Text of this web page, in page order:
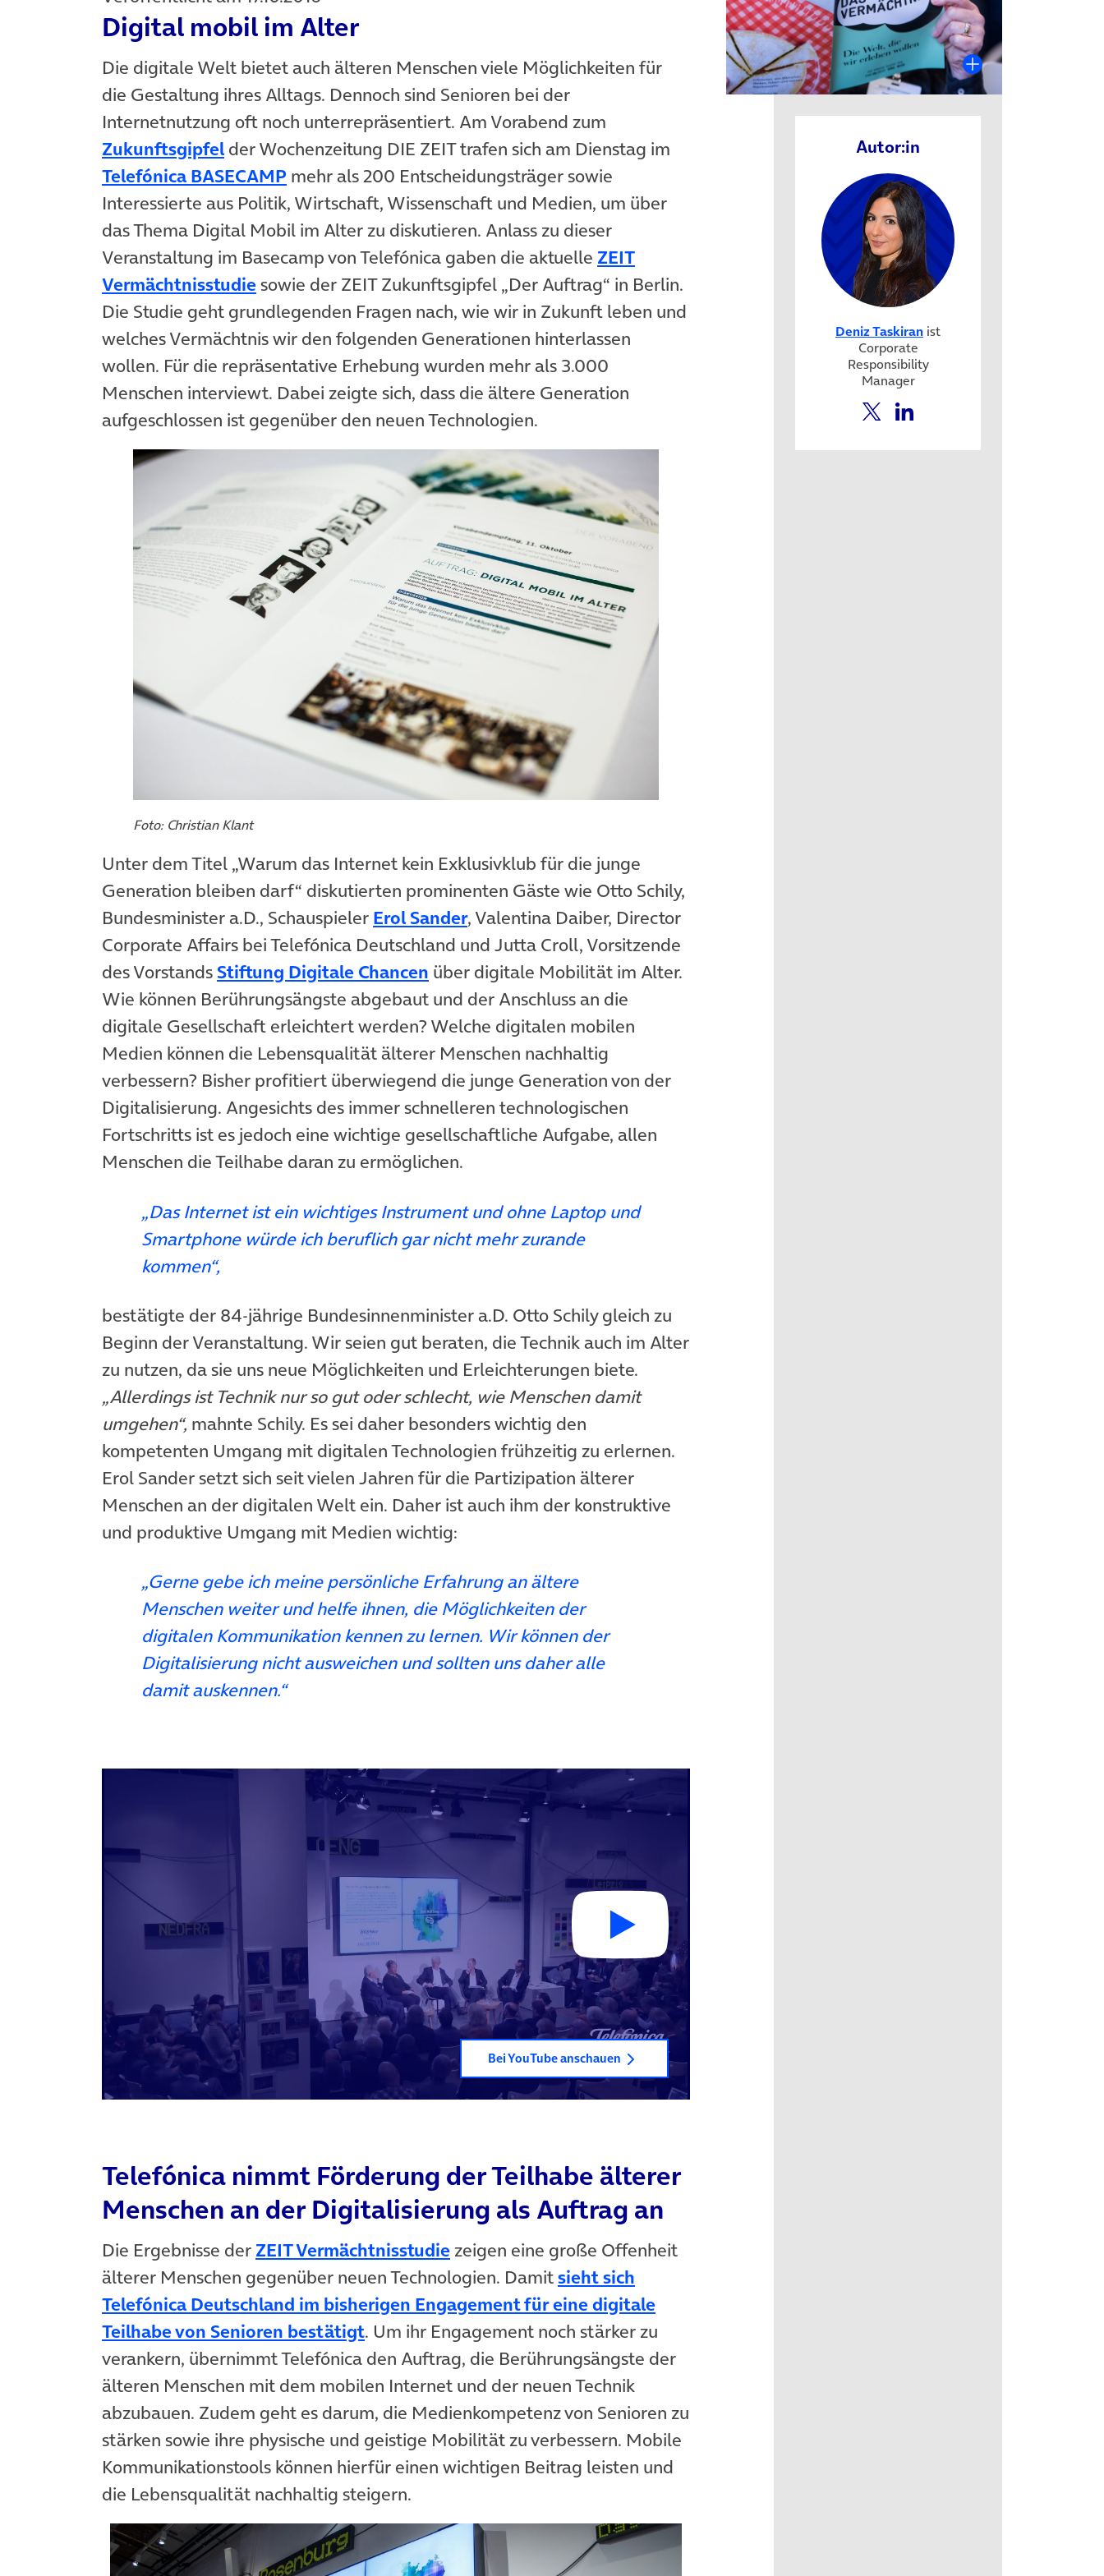
Digital mobil im Alter
Die digitale Welt bietet auch älteren Menschen viele Möglichkeiten für
die Gestaltung ihres Alltags. Dennoch sind Senioren bei der
Internetnutzung oft noch unterrepräsentiert. Am Vorabend zum
Zukunftsgipfel(öffnet in neuem Tab)
der Wochenzeitung DIE ZEIT trafen sich am Dienstag im
Telefónica BASECAMP (öffnet in neuem Tab)
mehr als 200 Entscheidungsträger sowie
Interessierte aus Politik, Wirtschaft, Wissenschaft und Medien, um über
das Thema Digital Mobil im Alter zu diskutieren. Anlass zu dieser
Veranstaltung im Basecamp von Telefónica gaben die aktuelle ZEIT
Vermächtnisstudie(öffnet in neuem Tab)
sowie der ZEIT Zukunftsgipfel „Der Auftrag“ in Berlin.
Die Studie geht grundlegenden Fragen nach, wie wir in Zukunft leben und
welches Vermächtnis wir den folgenden Generationen hinterlassen
wollen. Für die repräsentative Erhebung wurden mehr als 3.000
Menschen interviewt. Dabei zeigte sich, dass die ältere Generation
aufgeschlossen ist gegenüber den neuen Technologien.
Foto: Christian Klant
Unter dem Titel „Warum das Internet kein Exklusivklub für die junge
Generation bleiben darf“ diskutierten prominenten Gäste wie Otto Schily,
Bundesminister a.D., Schauspieler Erol Sander(öffnet in neuem Tab)
, Valentina Daiber, Director
Corporate Affairs bei Telefónica Deutschland und Jutta Croll, Vorsitzende
des Vorstands Stiftung Digitale Chancen (öffnet in neuem Tab)
über digitale Mobilität im Alter.
Wie können Berührungsängste abgebaut und der Anschluss an die
digitale Gesellschaft erleichtert werden? Welche digitalen mobilen
Medien können die Lebensqualität älterer Menschen nachhaltig
verbessern? Bisher profitiert überwiegend die junge Generation von der
Digitalisierung. Angesichts des immer schnelleren technologischen
Fortschritts ist es jedoch eine wichtige gesellschaftliche Aufgabe, allen
Menschen die Teilhabe daran zu ermöglichen.
„Das Internet ist ein wichtiges Instrument und ohne Laptop und
Smartphone würde ich beruflich gar nicht mehr zurande
kommen“,
bestätigte der 84-jährige Bundesinnenminister a.D. Otto Schily gleich zu
Beginn der Veranstaltung. Wir seien gut beraten, die Technik auch im Alter
zu nutzen, da sie uns neue Möglichkeiten und Erleichterungen biete.
„Allerdings ist Technik nur so gut oder schlecht, wie Menschen damit
umgehen“, mahnte Schily. Es sei daher besonders wichtig den
kompetenten Umgang mit digitalen Technologien frühzeitig zu erlernen.
Erol Sander setzt sich seit vielen Jahren für die Partizipation älterer
Menschen an der digitalen Welt ein. Daher ist auch ihm der konstruktive
und produktive Umgang mit Medien wichtig:
„Gerne gebe ich meine persönliche Erfahrung an ältere
Menschen weiter und helfe ihnen, die Möglichkeiten der
digitalen Kommunikation kennen zu lernen. Wir können der
Digitalisierung nicht ausweichen und sollten uns daher alle
damit auskennen.“
Bei YouTube anschauen
Telefónica nimmt Förderung der Teilhabe älterer
Menschen an der Digitalisierung als Auftrag an
Die Ergebnisse der ZEIT Vermächtnisstudie(öffnet in neuem Tab)
zeigen eine große Offenheit
älterer Menschen gegenüber neuen Technologien. Damitsieht sich
Telefónica Deutschland im bisherigen Engagement für eine digitale
Teilhabe von Senioren bestätigt(öffnet in neuem Tab)
. Um ihr Engagement noch stärker zu
verankern, übernimmt Telefónica den Auftrag, die Berührungsängste der
älteren Menschen mit dem mobilen Internet und der neuen Technik
abzubauen. Zudem geht es darum, die Medienkompetenz von Senioren zu
stärken sowie ihre physische und geistige Mobilität zu verbessern. Mobile
Kommunikationstools können hierfür einen wichtigen Beitrag leisten und
die Lebensqualität nachhaltig steigern.
Autor:in
Deniz Taskiran ist
Corporate
Responsibility
Manager